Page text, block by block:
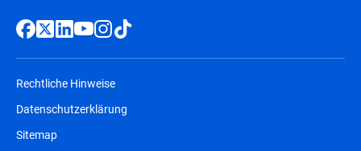
Rechtliche Hinweise
Datenschutzerklärung
Sitemap